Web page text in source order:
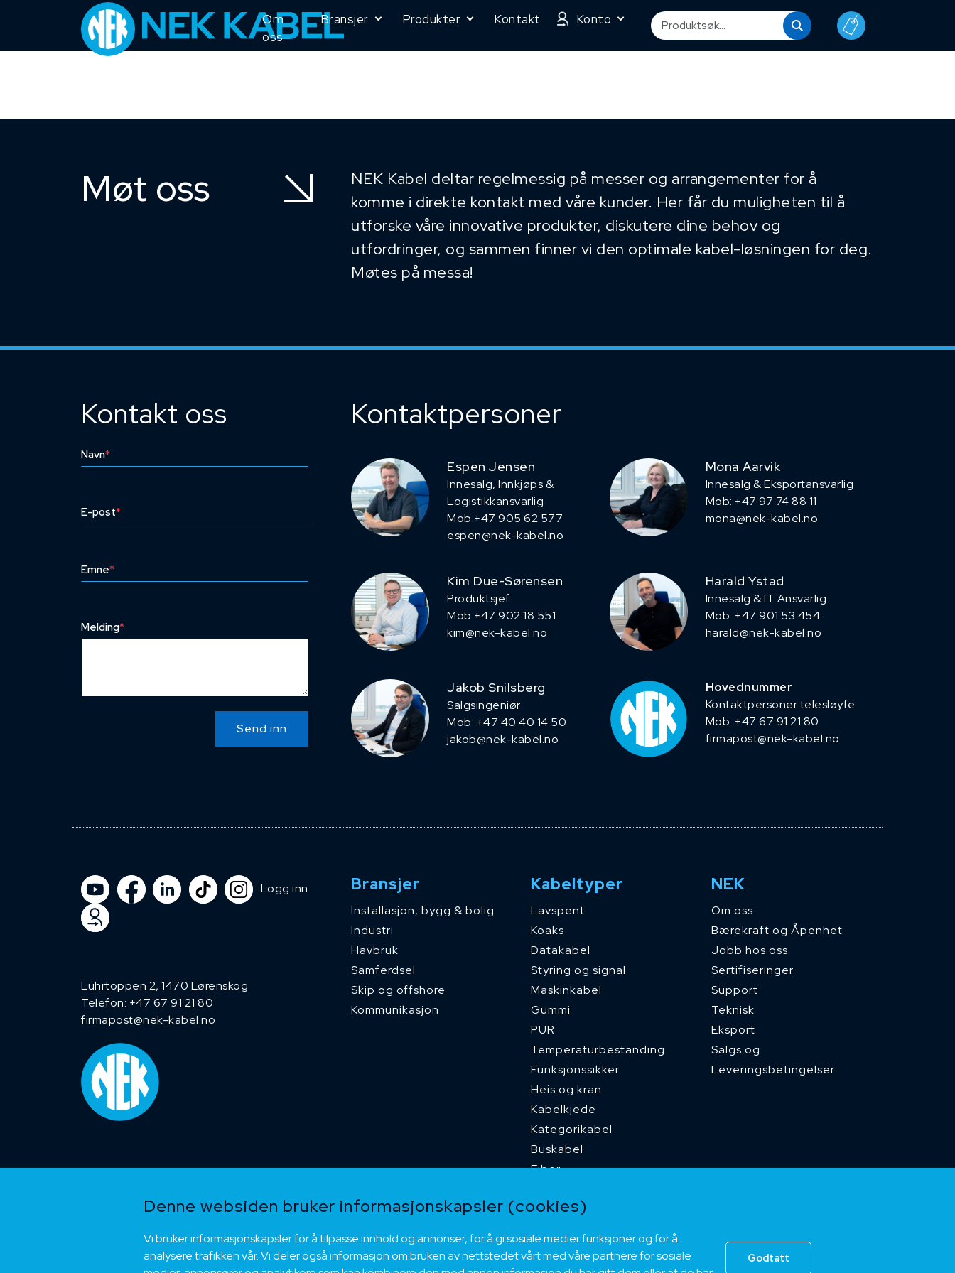
Denne websiden bruker informasjonskapsler (cookies)
Vi bruker informasjonskapsler for å tilpasse innhold og annonser, for å gi sosiale medier funksjoner og for å
analysere trafikken vår. Vi deler også informasjon om bruken av nettstedet vårt med våre partnere for sosiale
Godtatt
Om
oss
Bransjer Produkter Kontakt Konto
Møt oss
NEK Kabel deltar regelmessig på messer og arrangementer for å
komme i direkte kontakt med våre kunder. Her får du muligheten til å
utforske våre innovative produkter, diskutere dine behov og
utfordringer, og sammen finner vi den optimale kabel-løsningen for deg.
Møtes på messa!
Kontakt oss
Navn*
E-post*
Emne*
Melding*
Send inn
Kontaktpersoner
Espen Jensen
Innesalg, ​Innkjøps &
Logistikkansvarlig
Mob:+47 905 62 577
espen@nek-kabel.no
Mona Aarvik
Innesalg & Eksportansvarlig
Mob: +47 97 74 88 11
mona@nek-kabel.no
Kim Due-Sørensen
Produktsjef
​Mob:+47 902 18 551
kim@nek-kabel.no
Harald Ystad
Innesalg & IT Ansvarlig
Mob: +47 901 53 454
harald@nek-kabel.no
Jakob Snilsberg
​Salgsingeniør
Mob: +47 40 40 14 50
jakob@nek-kabel.no
Hovednummer
Kontaktpersoner telesløyfe
Mob: +47 67 91 21 80
firmapost@nek-kabel.no
Logg inn
Luhrtoppen 2, 1470 Lørenskog
Telefon: +47 67 91 21 80
firmapost@nek-kabel.no
Bransjer
Installasjon, bygg & bolig
Industri
Havbruk
Samferdsel
Skip og offshore
Kommunikasjon
Kabeltyper
Lavspent
Koaks
Datakabel
Styring og signal
Maskinkabel
Gummi
PUR
Temperaturbestanding
Funksjonssikker
Heis og kran
Kabelkjede
Kategorikabel
Buskabel
Fiber
Kombikabel (Hybrid)
Tilbehør
NEK
Om oss
Bærekraft og Åpenhet
Jobb hos oss
Sertifiseringer
Support
Teknisk
Eksport
Salgs og
Leveringsbetingelser